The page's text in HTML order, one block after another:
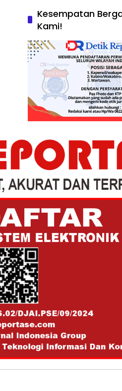
Kesempatan
Kami!